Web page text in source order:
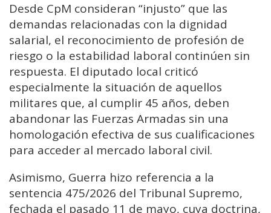
Desde CpM consideran “injusto” que las
demandas relacionadas con la dignidad
salarial, el reconocimiento de profesión de
riesgo o la estabilidad laboral continúen sin
respuesta. El diputado local criticó
especialmente la situación de aquellos
militares que, al cumplir 45 años, deben
abandonar las Fuerzas Armadas sin una
homologación efectiva de sus cualificaciones
para acceder al mercado laboral civil.
Asimismo, Guerra hizo referencia a la
sentencia 475/2026 del Tribunal Supremo,
fechada el pasado 11 de mayo, cuya doctrina,